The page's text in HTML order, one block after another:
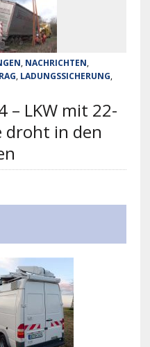
, NACHRICHTEN,
, LADUNGSSICHERUNG,
– LKW mit 22-
droht in den